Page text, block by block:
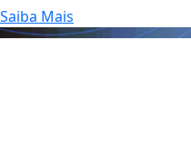
Saiba Mais